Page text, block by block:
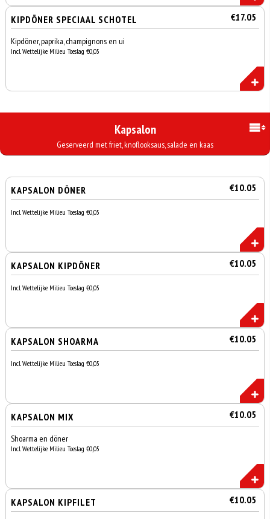
KIPDÖNER SPECIAAL SCHOTEL €17.05
Kipdöner, paprika, champignons en ui
Incl. Wettelijke Milieu Toeslag €0,05
Kapsalon
Geserveerd met friet, knoflooksaus, salade en kaas
KAPSALON DÖNER €10.05
Incl. Wettelijke Milieu Toeslag €0,05
KAPSALON KIPDÖNER €10.05
Incl. Wettelijke Milieu Toeslag €0,05
KAPSALON SHOARMA €10.05
Incl. Wettelijke Milieu Toeslag €0,05
KAPSALON MIX €10.05
Shoarma en döner
Incl. Wettelijke Milieu Toeslag €0,05
KAPSALON KIPFILET €10.05